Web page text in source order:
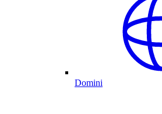
Domini